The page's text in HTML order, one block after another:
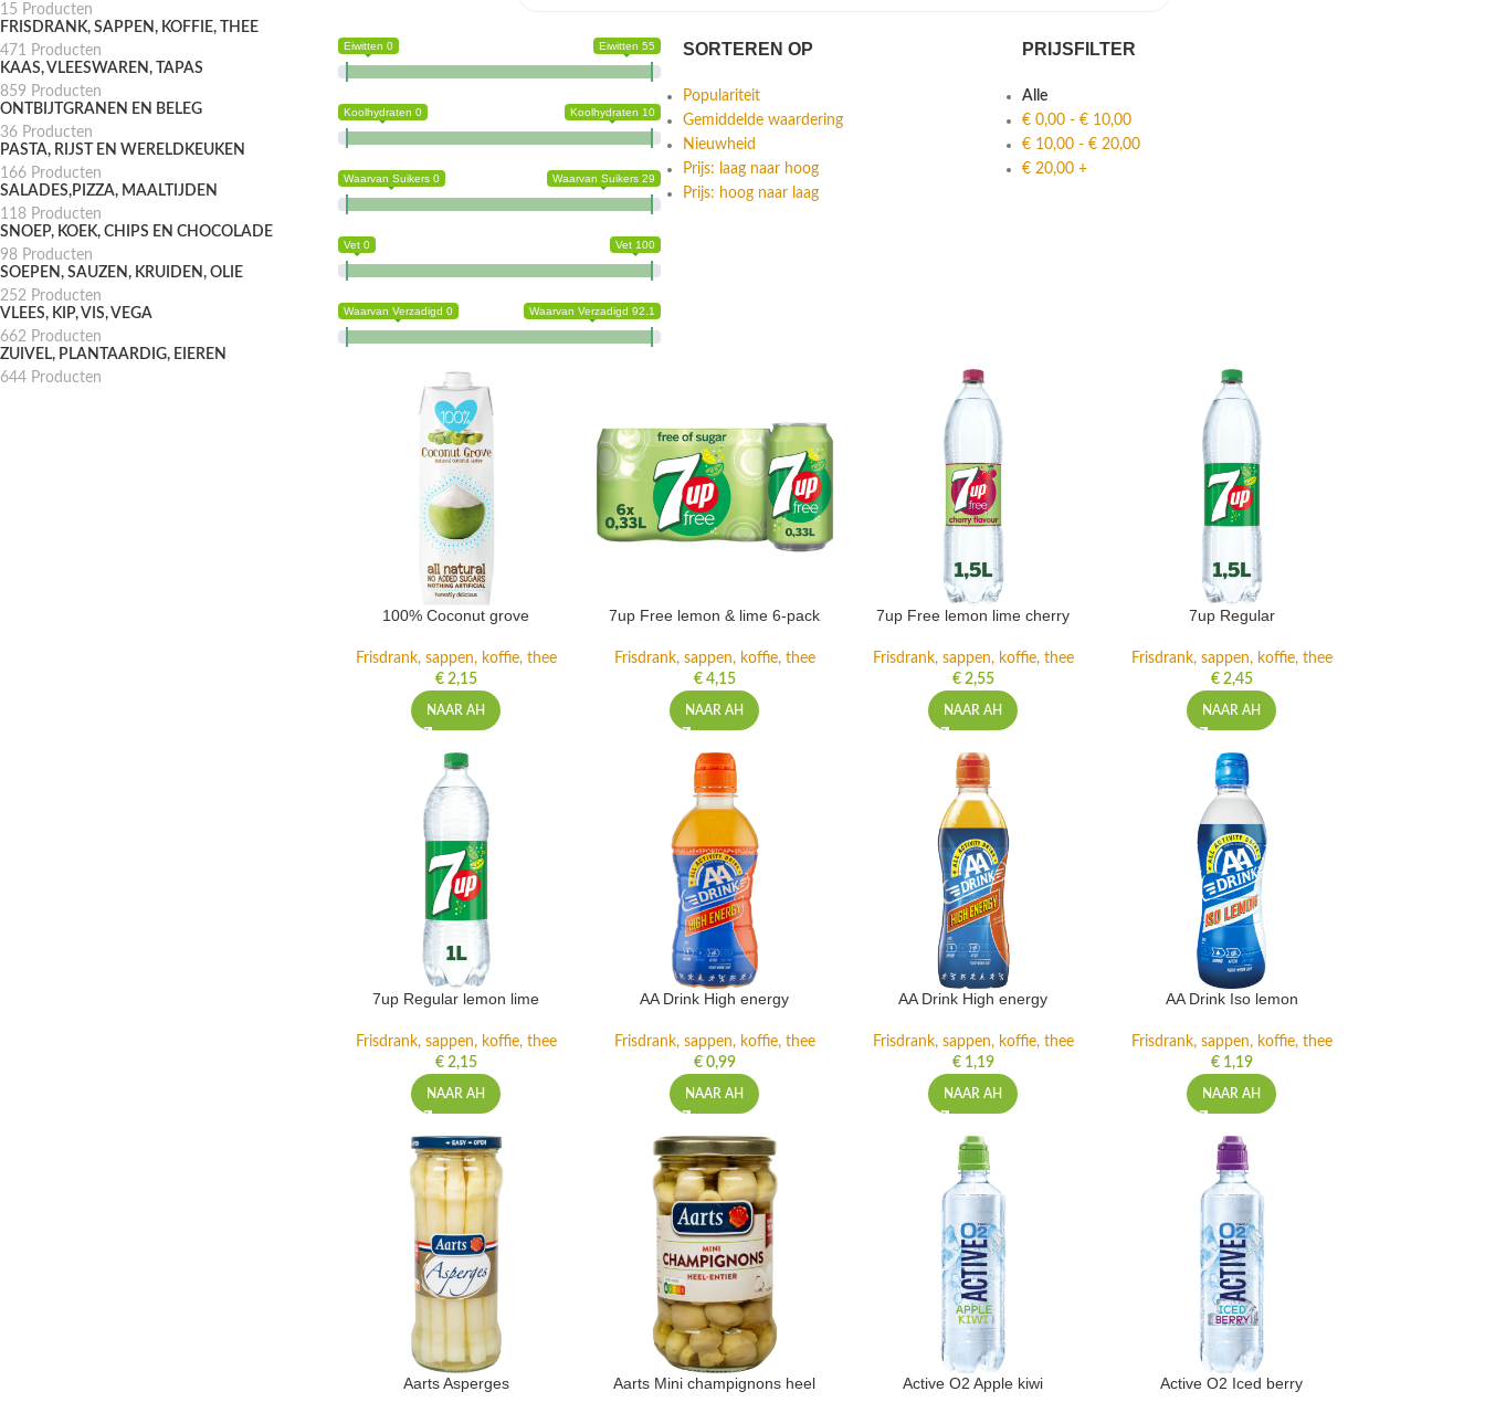
15 Producten
FRISDRANK, SAPPEN, KOFFIE, THEE
471 Producten
KAAS, VLEESWAREN, TAPAS
859 Producten
ONTBIJTGRANEN EN BELEG
36 Producten
PASTA, RIJST EN WERELDKEUKEN
166 Producten
SALADES,PIZZA, MAALTIJDEN
118 Producten
SNOEP, KOEK, CHIPS EN CHOCOLADE
98 Producten
SOEPEN, SAUZEN, KRUIDEN, OLIE
252 Producten
VLEES, KIP, VIS, VEGA
662 Producten
ZUIVEL, PLANTAARDIG, EIEREN
644 Producten
Eiwitten 0 Eiwitten 55
Koolhydraten 0 Koolhydraten 10
Waarvan Suikers 0 Waarvan Suikers 29
Vet 0 Vet 100
Waarvan Verzadigd 0 Waarvan Verzadigd 92.1
SORTEREN OP
Populariteit
Gemiddelde waardering
Nieuwheid
Prijs: laag naar hoog
Prijs: hoog naar laag
PRIJSFILTER
Alle
€0,00- €10,00
€10,00- €20,00
€20,00+
100% Coconut grove
Frisdrank, sappen, koffie, thee
€2,15
NAAR AH
7up Free lemon & lime 6-pack
Frisdrank, sappen, koffie, thee
€4,15
NAAR AH
7up Free lemon lime cherry
Frisdrank, sappen, koffie, thee
€2,55
NAAR AH
7up Regular
Frisdrank, sappen, koffie, thee
€2,45
NAAR AH
7up Regular lemon lime
Frisdrank, sappen, koffie, thee
€2,15
NAAR AH
AA Drink High energy
Frisdrank, sappen, koffie, thee
€0,99
NAAR AH
AA Drink High energy
Frisdrank, sappen, koffie, thee
€1,19
NAAR AH
AA Drink Iso lemon
Frisdrank, sappen, koffie, thee
€1,19
NAAR AH
Aarts Asperges Aarts Mini champignons heel Active O2 Apple kiwi Active O2 Iced berry